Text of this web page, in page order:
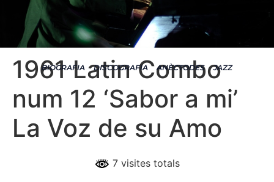
BIOGRAFIA DISCOGRAFIA ANÈCTODES JAZZ
1961 Latin Combo
num 12 ‘Sabor a mi’
La Voz de su Amo
7 visites totals